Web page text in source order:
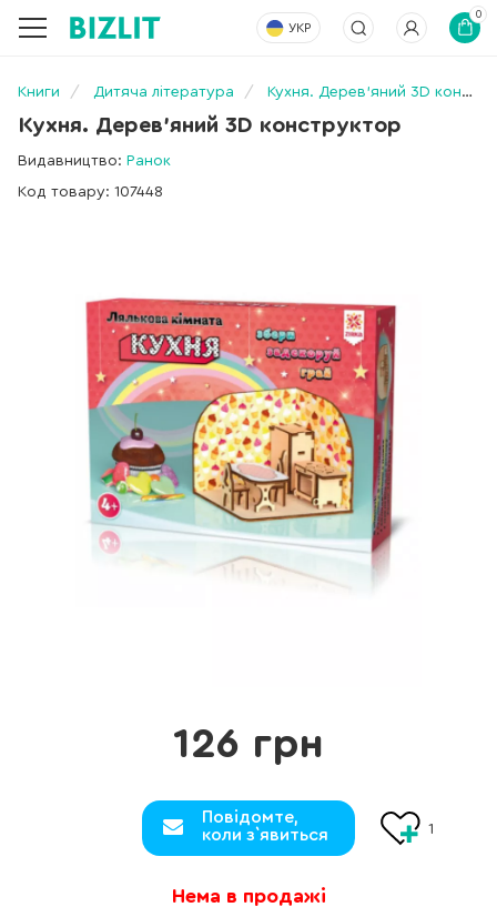
УКР
0
Книги Дитяча література Кухня. Дерев'яний 3D конструктор
Кухня. Дерев'яний 3D конструктор
Видавництво: Ранок
Код товару: 107448
126 грн
Повідомте,
коли з`явиться
1
Нема в продажі